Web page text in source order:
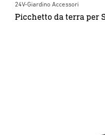
24V-Giardino Accessori
Picchetto da terra per